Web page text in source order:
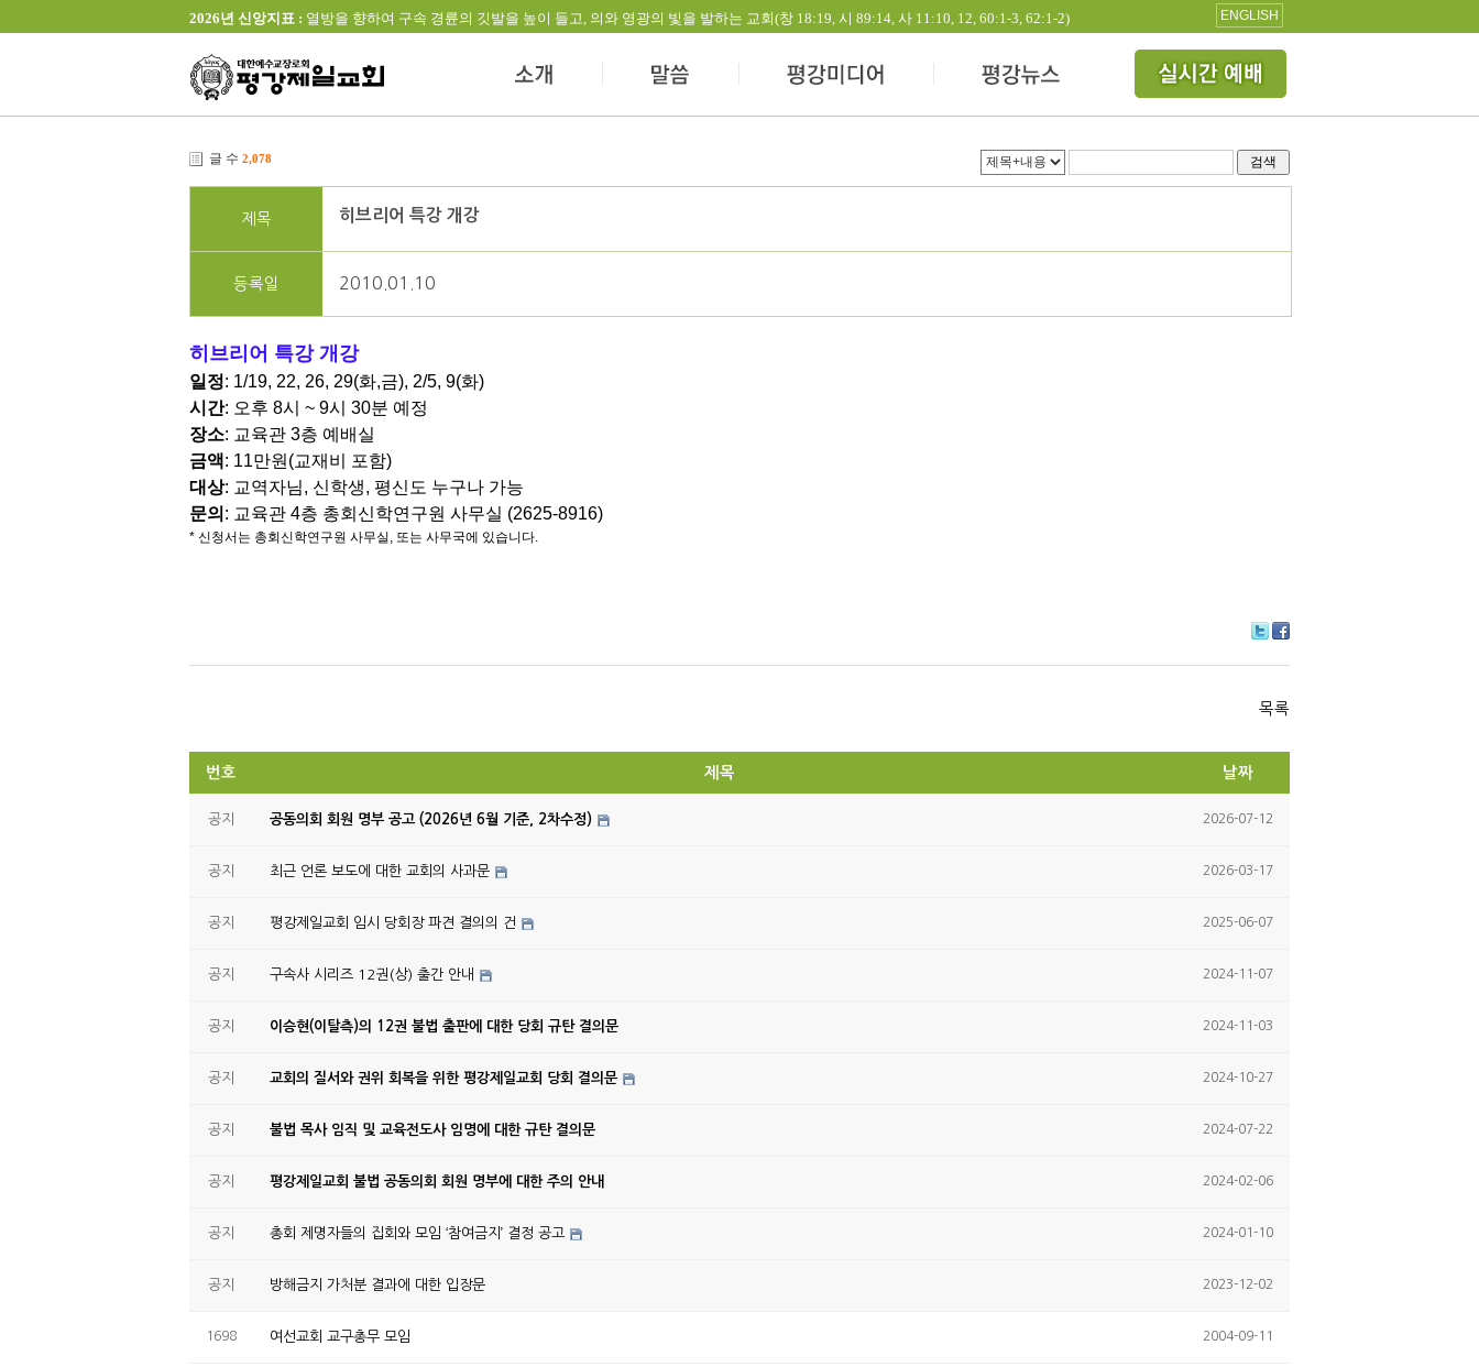
2026년 신앙지표 : 열방을 향하여 구속 경륜의 깃발을 높이 들고, 의와 영광의 빛을 발하는 교회(창 18:19, 시 89:14, 사 11:10, 12, 60:1-3, 62:1-2) ENGLISH
글 수 2,078 검색
제목 히브리어 특강 개강
등록일 2010.01.10
히브리어 특강 개강
일정: 1/19, 22, 26, 29(화,금), 2/5, 9(화)
시간: 오후 8시 ~ 9시 30분 예정
장소: 교육관 3층 예배실
금액: 11만원(교재비 포함)
대상: 교역자님, 신학생, 평신도 누구나 가능
문의 : 교육관 4층 총회신학연구원 사무실 (2625-8916)
* 신청서는 총회신학연구원 사무실, 또는 사무국에 있습니다.
itte ce
ok
목록
번호 제목 날짜
공지 공동의회 회원 명부 공고 (2026년 6월 기준, 2차수정) 2026-07-12
공지 최근 언론 보도에 대한 교회의 사과문 2026-03-17
공지 평강제일교회 임시 당회장 파견 결의의 건 2025-06-07
공지 구속사 시리즈 12권(상) 출간 안내 2024-11-07
공지 이승현(이탈측)의 12권 불법 출판에 대한 당회 규탄 결의문 2024-11-03
공지 교회의 질서와 권위 회복을 위한 평강제일교회 당회 결의문 2024-10-27
공지 불법 목사 임직 및 교육전도사 임명에 대한 규탄 결의문 2024-07-22
공지 평강제일교회 불법 공동의회 회원 명부에 대한 주의 안내 2024-02-06
공지 총회 제명자들의 집회와 모임 ‘참여금지’ 결정 공고 2024-01-10
공지 방해금지 가처분 결과에 대한 입장문 2023-12-02
1698 여선교회 교구총무 모임 2004-09-11